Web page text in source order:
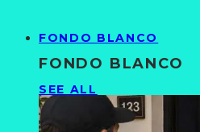
FONDO BLANCO
FONDO BLANCO
SEE ALL